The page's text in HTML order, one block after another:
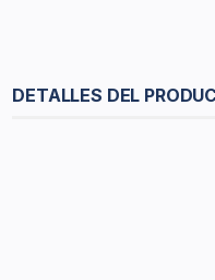
DETALLES DEL